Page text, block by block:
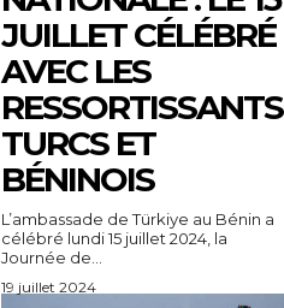
JUILLET CÉLÉBRÉ
AVEC LES
RESSORTISSANTS
TURCS ET
BÉNINOIS
L’ambassade de Türkiye au Bénin a
célébré lundi 15 juillet 2024, la
Journée de...
19 juillet 2024